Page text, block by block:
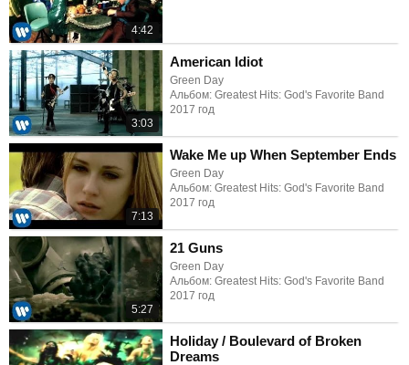
4:42
3:03
American Idiot
Green Day
Альбом: Greatest Hits: God's Favorite Band
2017 год
7:13
Wake Me up When September Ends
Green Day
Альбом: Greatest Hits: God's Favorite Band
2017 год
5:27
21 Guns
Green Day
Альбом: Greatest Hits: God's Favorite Band
2017 год
Holiday / Boulevard of Broken
Dreams